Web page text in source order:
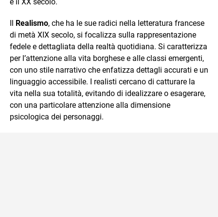
Il Realismo, che ha le sue radici nella letteratura francese
di metà XIX secolo, si focalizza sulla rappresentazione
fedele e dettagliata della realtà quotidiana. Si caratterizza
per l’attenzione alla vita borghese e alle classi emergenti,
con uno stile narrativo che enfatizza dettagli accurati e un
linguaggio accessibile. I realisti cercano di catturare la
vita nella sua totalità, evitando di idealizzare o esagerare,
con una particolare attenzione alla dimensione
psicologica dei personaggi.